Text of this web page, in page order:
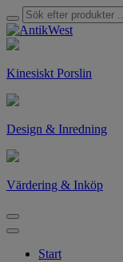
Kinesiskt Porslin
Design & Inredning
Värdering & Inköp
Start